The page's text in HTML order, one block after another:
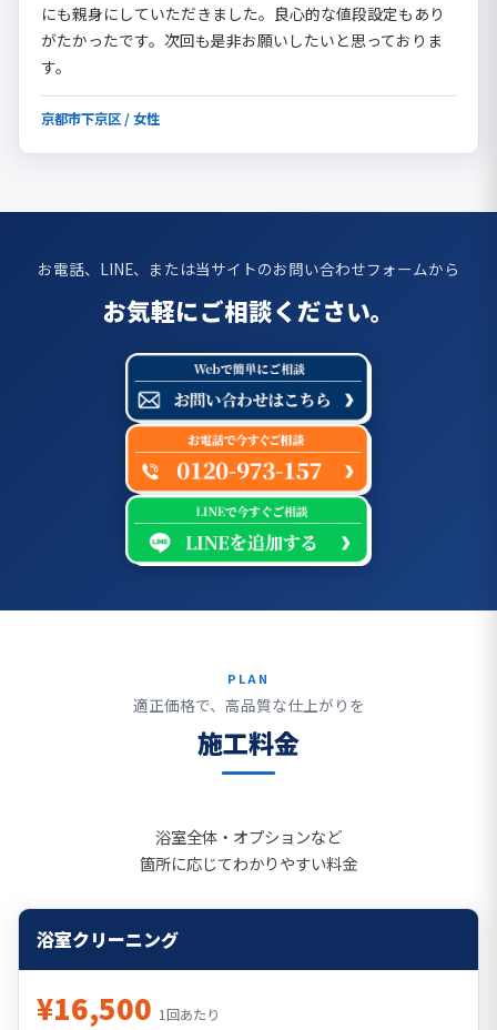
にも親身にしていただきました。良心的な値段設定もあり
がたかったです。次回も是非お願いしたいと思っておりま
す。
京都市下京区 / 女性
お電話、LINE、または当サイトのお問い合わせフォームから
お気軽にご相談ください。
PLAN
適正価格で、高品質な仕上がりを
施工料金
浴室全体・オプションなど
箇所に応じてわかりやすい料金
浴室クリーニング
¥16,500 1回あたり